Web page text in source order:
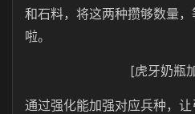
和石料，将这两种攒够数量
啦。
[虎牙奶瓶
通过强化能加强对应兵种，